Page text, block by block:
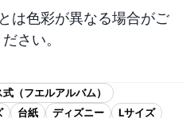
は色彩が異なる場合がご
さい。
式（フエルアルバム）
台紙 ディズニー
Lサイズ